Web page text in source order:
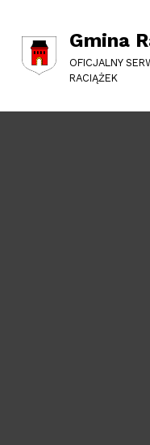
Gmina
OFICJALNY
RACIĄŻEK